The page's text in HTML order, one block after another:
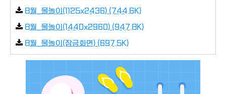
8월_물놀이(1125x2436) (744.6K)
8월_물놀이(1440x2960) (947.8K)
8월_물놀이(잠금화면) (697.5K)